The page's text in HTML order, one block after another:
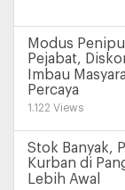
Modus
Pejabat,
Imbau
Percaya
1.122 Views
Stok Banyak,
Kurban di
Lebih Awal